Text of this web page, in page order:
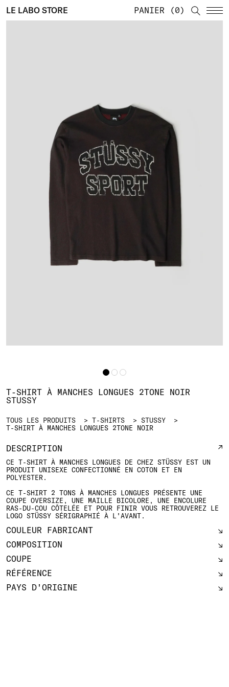
LE LABO STORE PANIER 0
TOUS LES PRODUITS T-SHIRTS
STUSSY
T-SHIRT À MANCHES LONGUES 2TONE NOIR
T-SHIRT À MANCHES LONGUES 2TONE NOIR
STUSSY
DESCRIPTION
CE T-SHIRT À MANCHES LONGUES DE CHEZ STÜSSY EST UN
PRODUIT UNISEXE CONFECTIONNÉ EN COTON ET EN
POLYESTER.
CE T-SHIRT 2 TONS À MANCHES LONGUES PRÉSENTE UNE
COUPE OVERSIZE, UNE MAILLE BICOLORE, UNE ENCOLURE
RAS-DU-COU CÔTELÉE ET POUR FINIR VOUS RETROUVEREZ LE
LOGO STÜSSY SÉRIGRAPHIÉ À L'AVANT.
COULEUR FABRICANT
COMPOSITION
COUPE
RÉFÉRENCE
PAYS D'ORIGINE